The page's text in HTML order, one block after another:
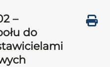
–
do